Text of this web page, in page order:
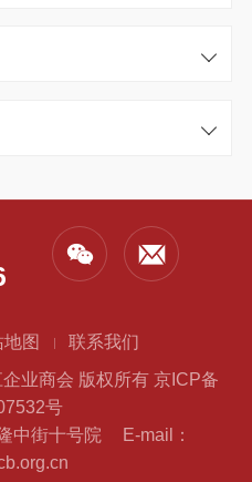
地图
联系我们
业商会 版权所有 京ICP备
号
中街十号院
E-mail：